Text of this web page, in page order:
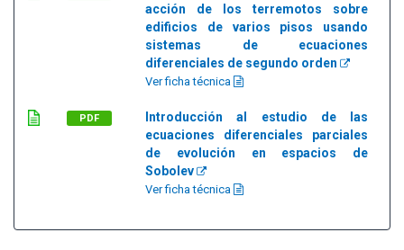
acción de los terremotos sobre
edificios de varios pisos usando
sistemas de ecuaciones
diferenciales de segundo orden
Ver ficha técnica
PDF
Introducción al estudio de las
ecuaciones diferenciales parciales
de evolución en espacios de
Sobolev
Ver ficha técnica